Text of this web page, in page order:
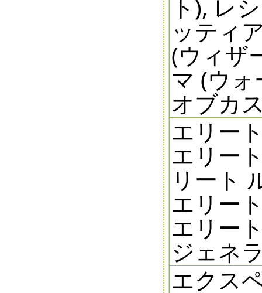
ト), レ
ッティ
(ウィザ
マ (ウ
オブカ
エリー
エリー
リート
エリー
エリー
ジェネ
エクス